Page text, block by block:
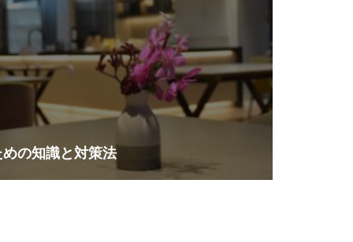
の知識と対策法